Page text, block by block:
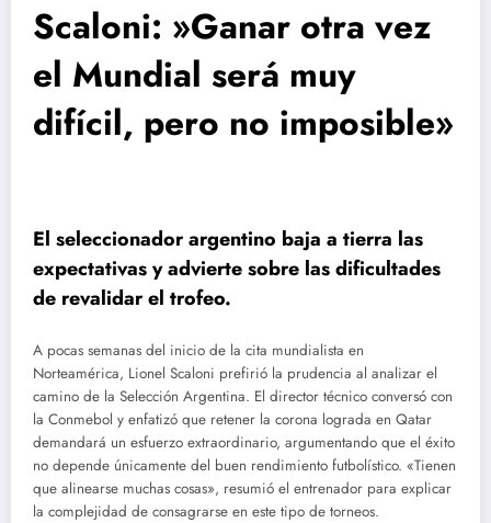
Scaloni: »Ganar otra vez
el Mundial será muy
difícil, pero no imposible»
El seleccionador argentino baja a tierra las
expectativas y advierte sobre las dificultades
de revalidar el trofeo.
A pocas semanas del inicio de la cita mundialista en
Norteamérica, Lionel Scaloni prefirió la prudencia al analizar el
camino de la Selección Argentina. El director técnico conversó con
la Conmebol y enfatizó que retener la corona lograda en Qatar
demandará un esfuerzo extraordinario, argumentando que el éxito
no depende únicamente del buen rendimiento futbolístico. «Tienen
que alinearse muchas cosas», resumió el entrenador para explicar
la complejidad de consagrarse en este tipo de torneos.